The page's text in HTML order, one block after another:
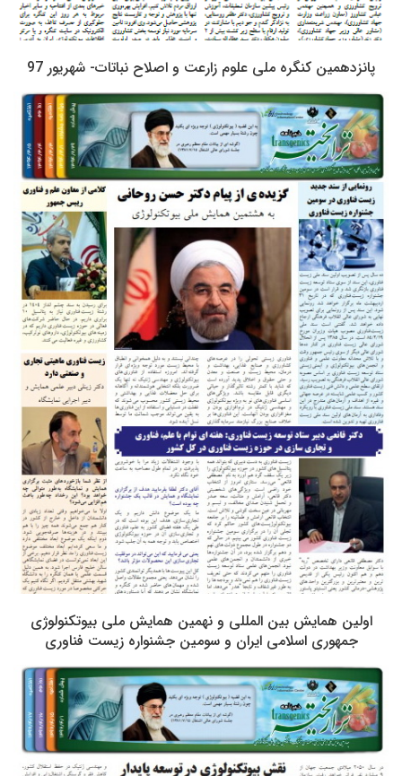
پانزدهمین کنگره ملی علوم زارعت و اصلاح نباتات- شهریور 97
اولین همایش بین المللی و نهمین همایش ملی بیوتکنولوژی
جمهوری اسلامی ایران و سومین جشنواره زیست فناوری